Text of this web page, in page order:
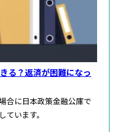
る？返済が困難になっ
合に日本政策金融公庫で
います。